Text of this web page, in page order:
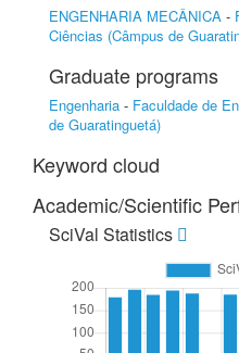
ENGENHARIA MECÂNICA -
Ciências (Câmpus de
Graduate programs
Engenharia - Faculdade de
de Guaratinguetá)
Keyword cloud
Academic/Scientific
SciVal Statistics